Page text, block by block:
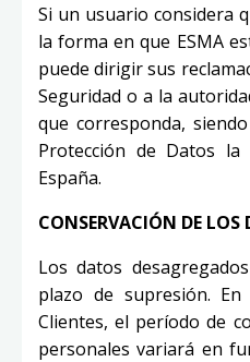
Si un usuario considera
la forma en que ESMA
puede dirigir sus
Seguridad o a la
que corresponda,
Protección de Datos
España.
CONSERVACIÓN DE LOS
Los datos
plazo de supresión.
Clientes, el período de
personales variará en